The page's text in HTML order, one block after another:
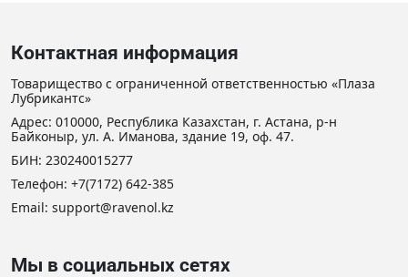
Контактная информация
Товарищество с ограниченной ответственностью «Плаза
Лубрикантс»
Адрес: 010000, Республика Казахстан, г. Астана, р-н
Байконыр, ул. А. Иманова, здание 19, оф. 47.
БИН: 230240015277
Телефон: +7(7172) 642-385
Email: support@ravenol.kz
Мы в социальных сетях